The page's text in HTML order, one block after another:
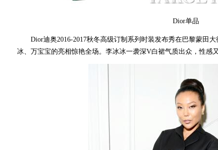
Dior单品
Dior迪奥2016-2017秋冬高级订制系列时装发布秀在巴黎蒙田大
冰、万宝宝的亮相惊艳全场。李冰冰一袭深V白裙气质出众，性感